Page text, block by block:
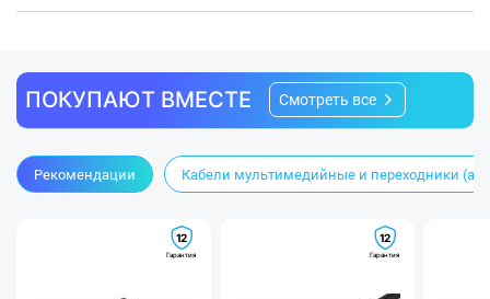
ПОКУПАЮТ ВМЕСТЕ Смотреть все
Рекомендации Кабели мультимедийные и переходники
12
Гарантия
12
Гарантия